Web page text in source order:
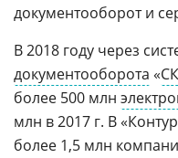
документооборот и
В 2018 году через
документооборота «
более 500 млн
млн в 2017 г. В
более 1,5 млн